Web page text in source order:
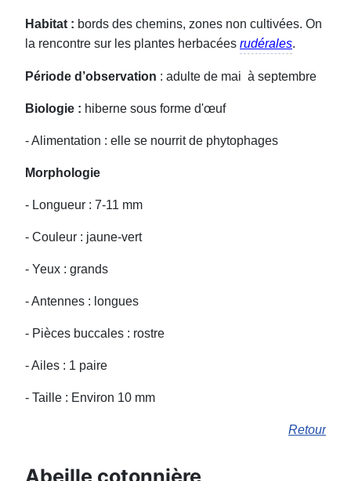
Habitat : bords des chemins, zones non cultivées. On
la rencontre sur les plantes herbacées rudérales.
Période d’observation : adulte de mai à septembre
Biologie : hiberne sous forme d'œuf
- Alimentation : elle se nourrit de phytophages
Morphologie
- Longueur : 7-11 mm
- Couleur : jaune-vert
- Yeux : grands
- Antennes : longues
- Pièces buccales : rostre
- Ailes : 1 paire
- Taille : Environ 10 mm
Retour